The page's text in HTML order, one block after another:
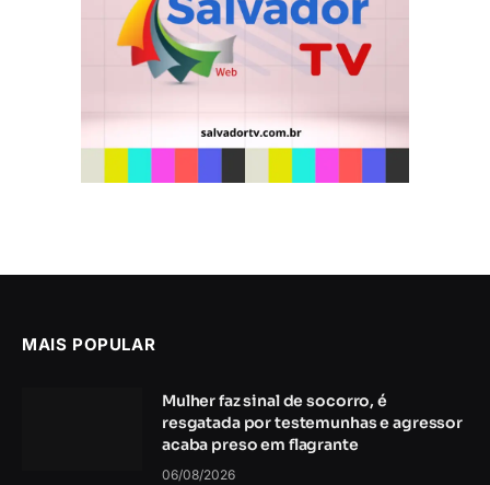
MAIS POPULAR
Mulher faz sinal de socorro, é
resgatada por testemunhas e agressor
acaba preso em flagrante
06/08/2026